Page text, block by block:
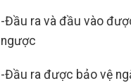
-Đầu ra và đầu vào
ngược
-Đầu ra được bảo vệ